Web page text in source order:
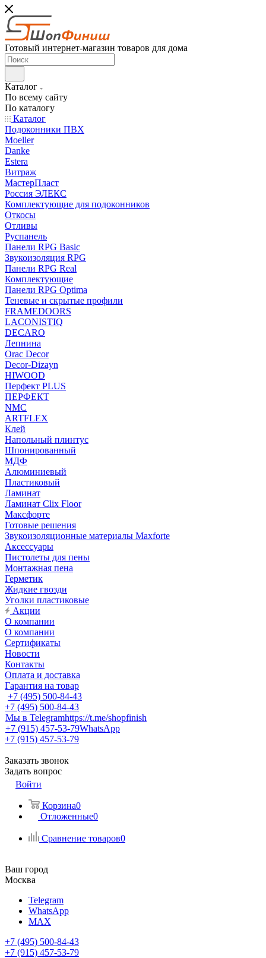
Готовый интернет-магазин товаров для дома
Каталог
По всему сайту
По каталогу
Каталог
Подоконники ПВХ
Moeller
Danke
Estera
Витраж
МастерПласт
Россия ЭЛЕКС
Комплектующие для подоконников
Откосы
Отливы
Руспанель
Панели RPG Basic
Звукоизоляция RPG
Панели RPG Real
Комплектующие
Панели RPG Optima
Теневые и скрытые профили
FRAMEDOORS
LACONISTIQ
DECARO
Лепнина
Orac Decor
Decor-Dizayn
HIWOOD
Перфект PLUS
ПЕРФЕКТ
NMC
ARTFLEX
Клей
Напольный плинтус
Шпонированный
МДФ
Алюминиевый
Пластиковый
Ламинат
Ламинат Clix Floor
Максфорте
Готовые решения
Звукоизоляционные материалы Maxforte
Аксессуары
Пистолеты для пены
Монтажная пена
Герметик
Жидкие гвозди
Уголки пластиковые
Акции
О компании
О компании
Сертификаты
Новости
Контакты
Оплата и доставка
Гарантия на товар
+7 (495) 500-84-43
+7 (495) 500-84-43
Мы в Telegramhttps://t.me/shopfinish
+7 (915) 457-53-79WhatsApp
+7 (915) 457-53-79
Заказать звонок
Задать вопрос
Войти
Корзина0
Отложенные0
Сравнение товаров0
Ваш город
Москва
Telegram
WhatsApp
MAX
+7 (495) 500-84-43
+7 (915) 457-53-79